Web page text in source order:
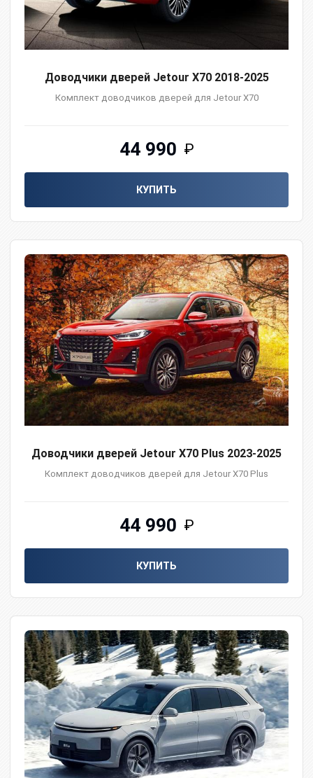
Доводчики дверей Jetour X70 2018-2025
Комплект доводчиков дверей для Jetour X70
44 990 ₽
КУПИТЬ
Доводчики дверей Jetour X70 Plus 2023-2025
Комплект доводчиков дверей для Jetour X70 Plus
44 990 ₽
КУПИТЬ